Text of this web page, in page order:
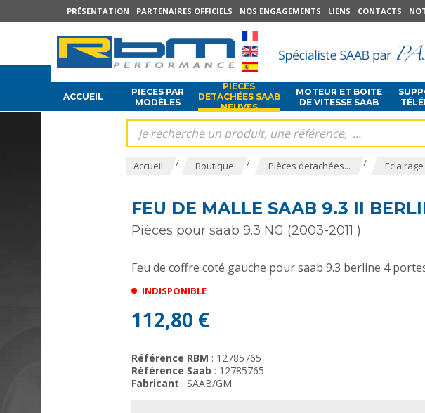
PRÉSENTATION PARTENAIRES OFFICIELS NOS ENGAGEMENTS LIENS CONTACTS
ACCUEIL
PIECES PAR
MODÈLES
PIÈCES
DETACHÉES SAAB
NEUVES
MOTEUR ET BOITE
DE VITESSE SAAB
Accueil / Boutique / Pièces detachées... /
FEU DE MALLE SAAB 9.3 II
Pièces pour saab 9.3 NG (2003-2011 )
Feu de coffre coté gauche pour saab 9.3 berline 4
INDISPONIBLE
112,80 €
Référence RBM : 12785765
Référence Saab : 12785765
Fabricant : SAAB/GM